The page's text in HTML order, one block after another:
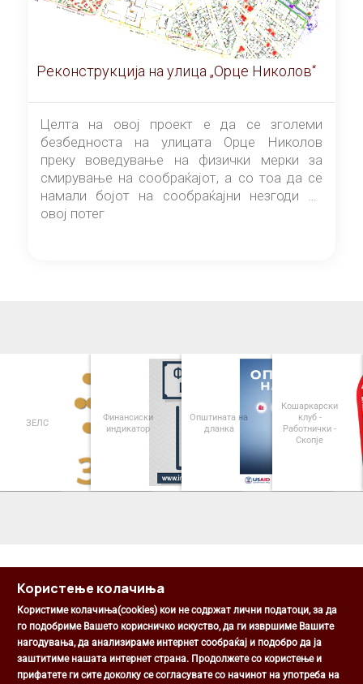
Реконструкција на улица „Орце Николов“
Целта на овој проект е да се зголеми
безбедноста на улицата Орце Николов
преку воведување на физички мерки за
смирување на сообраќајот, а со тоа да се
намали бојот на сообраќајни незгоди на
овој потег
ЗЕЛС
Финансиски
индикатор
Општината на
дланка
Кошаркарски
клуб -
Работнички -
Скопје
Општина Центар
Михаил Цоков бр. 1, Скопје
Користење колачиња
Користиме колачиња(cookies) кои не содржат лични податоци, за да
го подобриме Вашето корисничко искуство, да ги извршиме Вашите
нагодувања, да анализираме интернет сообраќај и подобро да ја
заштитиме нашата интернет страна. Продолжете со користење и
прифатете ги сите доколку се согласувате со начинот на употреба на